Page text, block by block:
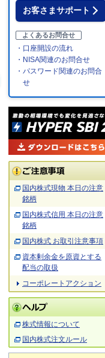
お客さまサポート
よくあるお問合せ
・口座開設の流れ
・NISA関連のお問合せ
・パスワード関連のお問合
せ
国内株式現物 本日の注意
銘柄
国内株式信用 本日の注意
銘柄
国内株式 お取引注意事項
資本剰余金を原資とする
配当の取扱
コーポレートアクション
株式情報について
国内株式注文ルール